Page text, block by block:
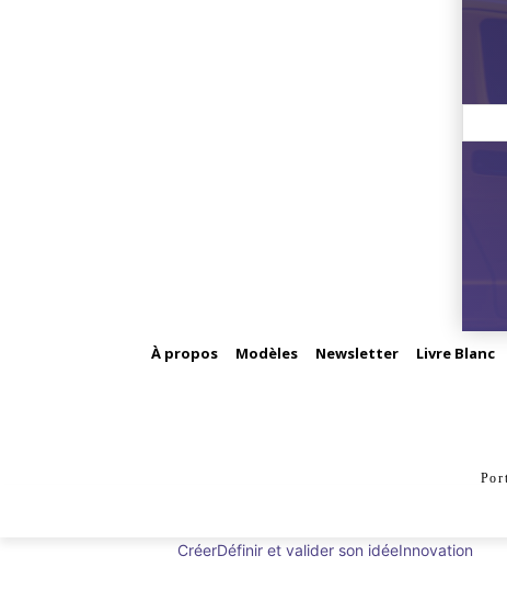
À propos Modèles Newsletter Livre Blanc
CréerDéfinir et valider son idéeInnovation